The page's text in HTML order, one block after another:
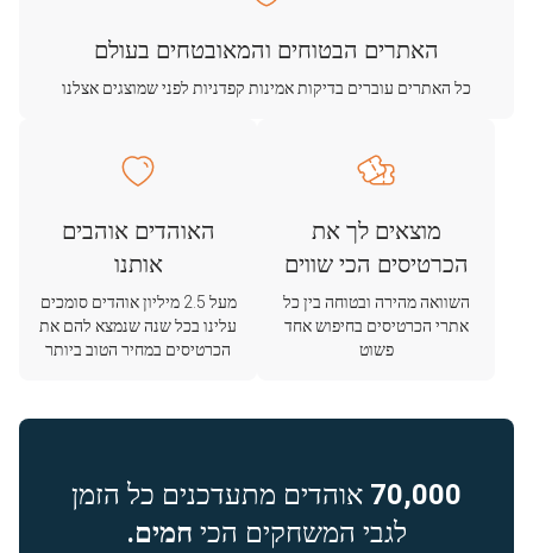
האתרים הבטוחים והמאובטחים בעולם
כל האתרים עוברים בדיקות אמינות קפדניות לפני שמוצגים אצלנו
מוצאים לך את
הכרטיסים הכי שווים
השוואה מהירה ובטוחה בין כל
אתרי הכרטיסים בחיפוש אחד
פשוט
האוהדים אוהבים
אותנו
מעל 2.5 מיליון אוהדים סומכים
עלינו בכל שנה שנמצא להם את
הכרטיסים במחיר הטוב ביותר
70,000 אוהדים מתעדכנים כל הזמן
לגבי המשחקים הכי חמים.